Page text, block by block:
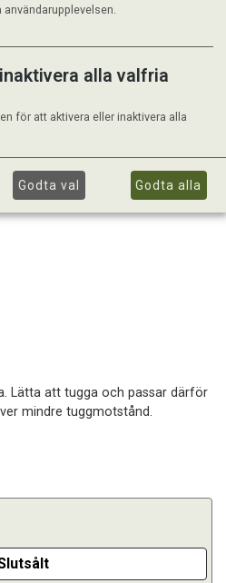
Lätta att tugga och passar därför
mindre tuggmotstånd.
alla valfria
för att aktivera eller inaktivera alla
Godta val Godta alla